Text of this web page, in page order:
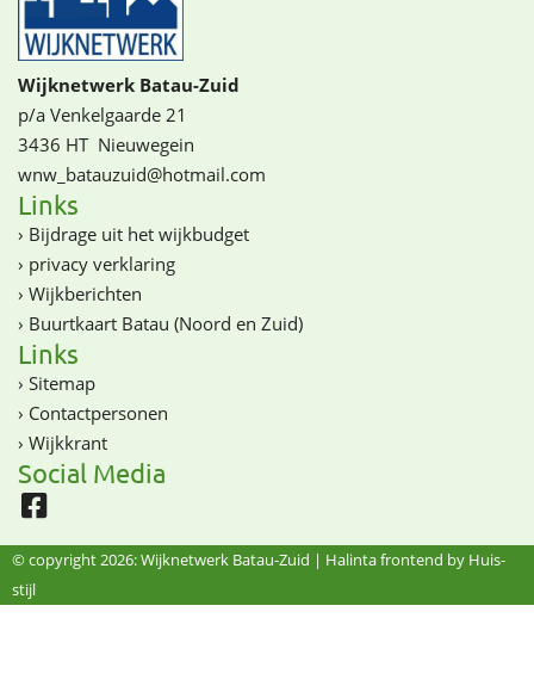
Wijknetwerk Batau-Zuid
p/a Venkelgaarde 21
3436 HT Nieuwegein
wnw_batauzuid@­­hotmail.com
Links
› Bijdrage uit het wijkbudget
› privacy verklaring
› Wijkberichten
› Buurtkaart Batau (Noord en Zuid)
Links
› Sitemap
› Contactpersonen
› Wijkkrant
Social Media
© copyright 2026: Wijknetwerk Batau-Zuid | Halinta frontend by Huis-
stijl